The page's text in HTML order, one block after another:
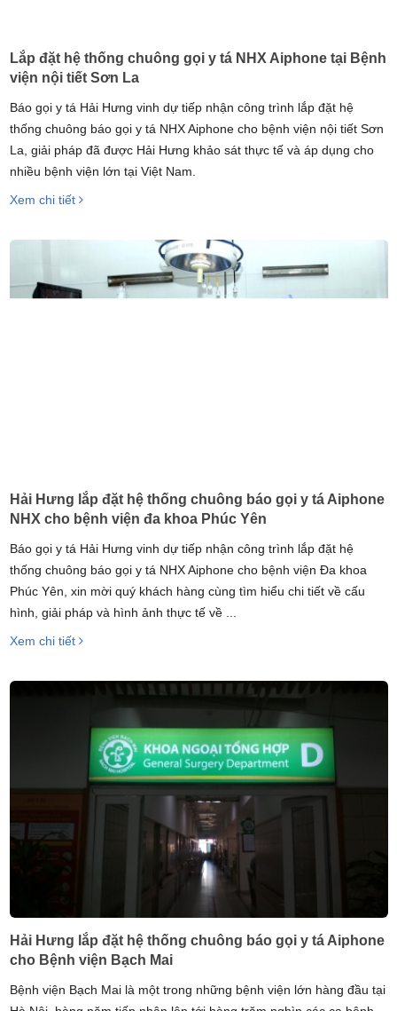
Lắp đặt hệ thống chuông gọi y tá NHX Aiphone tại Bệnh
viện nội tiết Sơn La
Báo gọi y tá Hải Hưng vinh dự tiếp nhận công trình lắp đặt hệ
thống chuông báo gọi y tá NHX Aiphone cho bệnh viện nội tiết Sơn
La, giải pháp đã được Hải Hưng khảo sát thực tế và áp dụng cho
nhiều bệnh viện lớn tại Việt Nam.
Xem chi tiết
Hải Hưng lắp đặt hệ thống chuông báo gọi y tá Aiphone
NHX cho bệnh viện đa khoa Phúc Yên
Báo gọi y tá Hải Hưng vinh dự tiếp nhận công trình lắp đặt hệ
thống chuông báo gọi y tá NHX Aiphone cho bệnh viện Đa khoa
Phúc Yên, xin mời quý khách hàng cùng tìm hiểu chi tiết về cấu
hình, giải pháp và hình ảnh thực tế về ...
Xem chi tiết
Hải Hưng lắp đặt hệ thống chuông báo gọi y tá Aiphone
cho Bệnh viện Bạch Mai
Bệnh viện Bạch Mai là một trong những bệnh viện lớn hàng đầu tại